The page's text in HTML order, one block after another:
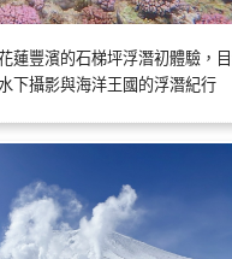
蓮豐濱的石梯坪浮潛初體驗，
下攝影與海洋王國的浮潛紀行